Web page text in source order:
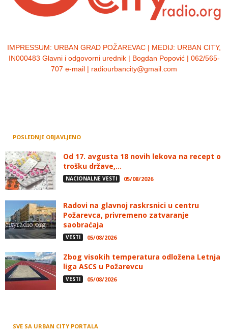
IMPRESSUM: URBAN GRAD POŽAREVAC | MEDIJ: URBAN CITY,
IN000483 Glavni i odgovorni urednik | Bogdan Popović | 062/565-
707 e-mail | radiourbancity@gmail.com
POSLEDNJE OBJAVLJENO
Od 17. avgusta 18 novih lekova na recept o
trošku države,...
NACIONALNE VESTI 05/08/2026
Radovi na glavnoj raskrsnici u centru
Požarevca, privremeno zatvaranje
saobraćaja
VESTI 05/08/2026
Zbog visokih temperatura odložena Letnja
liga ASCS u Požarevcu
VESTI 05/08/2026
SVE SA URBAN CITY PORTALA